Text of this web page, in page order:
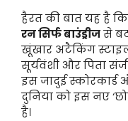
हैरत की बात यह है
रन सिर्फ बाउंड्रीजसे
खूंखार अटैकिंग स्टाइल
सूर्यवंशी और पिता
इस जादुई स्कोरकार्ड
दुनिया को इस नए
है।